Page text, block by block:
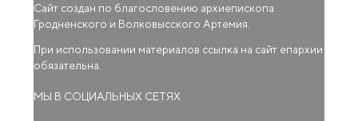
Сайт создан по благословению архиепископа
Гродненского и Волковысского Артемия.
При использовании материалов ссылка на сайт епархии
обязательна.
МЫ В СОЦИАЛЬНЫХ СЕТЯХ